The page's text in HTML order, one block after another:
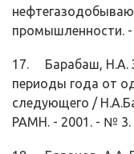
промышленности. -
17. Барабаш, Н.А.
периоды года от
следующего /
РАМН. - 2001. - № 3.